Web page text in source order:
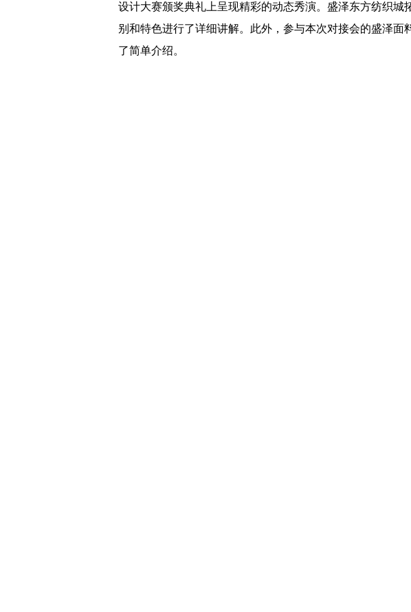
设计大赛颁奖典礼上呈现精彩的动态秀演。盛泽东方纺织
别和特色进行了详细讲解。此外，参与本次对接会的盛泽
了简单介绍。